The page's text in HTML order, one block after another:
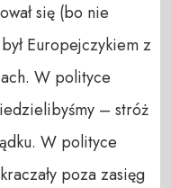
się (bo nie
Europejczykiem z
W polityce
– stróż
W polityce
poza zasięg